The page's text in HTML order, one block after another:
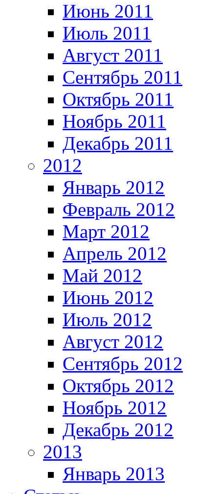
Июнь 2011
Июль 2011
Август 2011
Сентябрь 2011
Октябрь 2011
Ноябрь 2011
Декабрь 2011
2012
Январь 2012
Февраль 2012
Март 2012
Апрель 2012
Май 2012
Июнь 2012
Июль 2012
Август 2012
Сентябрь 2012
Октябрь 2012
Ноябрь 2012
Декабрь 2012
2013
Январь 2013